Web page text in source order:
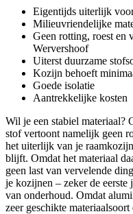
Eigentijds uiterlijk
Milieuvriendelijke
Geen rotting, roest en
Wervershoof
Uiterst duurzame
Kozijn behoeft
Goede isolatie
Aantrekkelijke kosten
Wil je een stabiel materiaal?
stof vertoont namelijk geen
het uiterlijk van je
blijft. Omdat het materiaal
geen last van vervelende
je kozijnen – zeker de
van onderhoud. Omdat
zeer geschikte